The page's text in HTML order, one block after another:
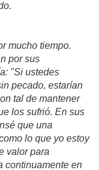
mucho tiempo.
por sus
"Si ustedes
pecado, estarían
tal de mantener
los sufrió. En sus
que una
lo que yo estoy
valor para
continuamente en